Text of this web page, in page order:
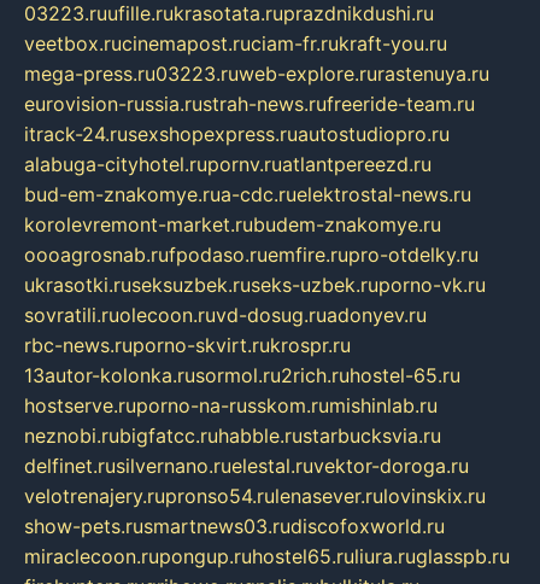
03223.ruufille.rukrasotata.ruprazdnikdushi.ru
veetbox.rucinemapost.ruciam-fr.rukraft-you.ru
mega-press.ru03223.ruweb-explore.rurastenuya.ru
eurovision-russia.rustrah-news.rufreeride-team.ru
itrack-24.rusexshopexpress.ruautostudiopro.ru
alabuga-cityhotel.rupornv.ruatlantpereezd.ru
bud-em-znakomye.rua-cdc.ruelektrostal-news.ru
korolevremont-market.rubudem-znakomye.ru
oooagrosnab.rufpodaso.ruemfire.rupro-otdelky.ru
ukrasotki.ruseksuzbek.ruseks-uzbek.ruporno-vk.ru
sovratili.ruolecoon.ruvd-dosug.ruadonyev.ru
rbc-news.ruporno-skvirt.rukrospr.ru
13autor-kolonka.rusormol.ru2rich.ruhostel-65.ru
hostserve.ruporno-na-russkom.rumishinlab.ru
neznobi.rubigfatcc.ruhabble.rustarbucksvia.ru
delfinet.rusilvernano.ruelestal.ruvektor-doroga.ru
velotrenajery.rupronso54.rulenasever.rulovinskix.ru
show-pets.rusmartnews03.rudiscofoxworld.ru
miraclecoon.rupongup.ruhostel65.ruliura.ruglasspb.ru